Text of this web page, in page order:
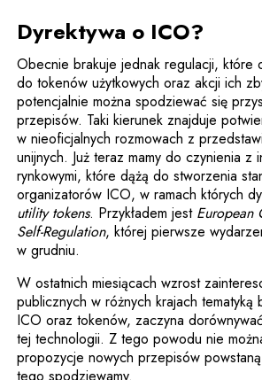
Dyrektywa o ICO?
Obecnie brakuje jednak regulacji, które
do tokenów użytkowych oraz akcji ich
potencjalnie można spodziewać się
przepisów. Taki kierunek znajduje
w nieoficjalnych rozmowach z
unijnych. Już teraz mamy do czynienia z
rynkowymi, które dążą do stworzenia
organizatorów ICO, w ramach których
utility tokens. Przykładem jest European
Self-Regulation, której pierwsze
w grudniu.
W ostatnich miesiącach wzrost
publicznych w różnych krajach tematyką
ICO oraz tokenów, zaczyna
tej technologii. Z tego powodu nie
propozycje nowych przepisów